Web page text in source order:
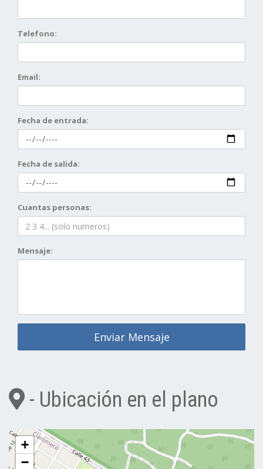
Telefono:
Email:
Fecha de entrada:
Fecha de salida:
Cuantas personas:
Mensaje:
Enviar Mensaje
- Ubicación en el plano
+
−